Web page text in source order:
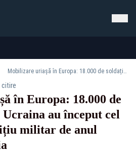
Mobilizare uriașă în Europa: 18.000 de soldați NATO și Ucraina au început cel mai mare exercițiu militar de anul acesta din Suedia
citire
în Europa: 18.000 de
au început cel
militar de anul